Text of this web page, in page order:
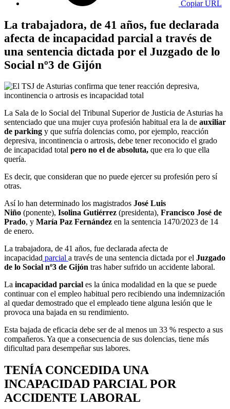
Copiar URL
La trabajadora, de 41 años, fue declarada
afecta de incapacidad parcial a través de
una sentencia dictada por el Juzgado de lo
Social nº3 de Gijón
La Sala de lo Social del Tribunal Superior de Justicia de Asturias ha
sentenciado que una mujer cuya profesión habitual era la de auxiliar
de parking y que sufría dolencias como, por ejemplo, reacción
depresiva, incontinencia o artrosis, debe tener reconocido el grado
de incapacidad total pero no el de absoluta, que era lo que ella
quería.
Es decir, que consideran que no puede ejercer su profesión pero sí
otras.
Así lo han determinado los magistrados José Luis
Niño (ponente), Isolina Gutiérrez (presidenta), Francisco José de
Prado, y María Paz Fernández en la sentencia 1470/2023 de 14
de enero.
La trabajadora, de 41 años, fue declarada afecta de
incapacidad parcial a través de una sentencia dictada por el Juzgado
de lo Social nº3 de Gijón tras haber sufrido un accidente laboral.
La incapacidad parcial es la única modalidad en la que se puede
continuar con el empleo habitual pero recibiendo una indemnización
al quedar demostrado que el empleado tiene alguna lesión que le
provoca una bajada en su rendimiento.
Esta bajada de eficacia debe ser de al menos un 33 % respecto a sus
compañeros. Ya que a consecuencia de sus dolencias, tiene más
dificultad para desempeñar sus labores.
TENÍA CONCEDIDA UNA
INCAPACIDAD PARCIAL POR
ACCIDENTE LABORAL